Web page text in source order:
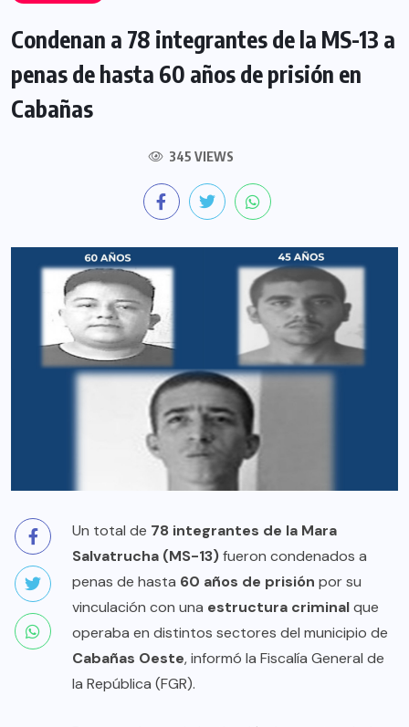
Condenan a 78 integrantes de la MS-13 a
penas de hasta 60 años de prisión en
Cabañas
345 VIEWS
Un total de 78 integrantes de la Mara
Salvatrucha (MS-13)fueron condenados a
penas de hasta 60 años de prisión por su
vinculación con una estructura criminalque
operaba en distintos sectores del municipio de
Cabañas Oeste, informó la Fiscalía General de
la República (FGR).